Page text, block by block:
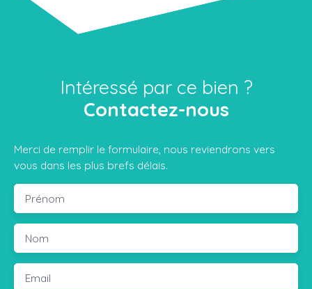
Intéressé par ce bien ?
Contactez-nous
Merci de remplir le formulaire, nous reviendrons vers
vous dans les plus brefs délais.
Prénom
Nom
Email